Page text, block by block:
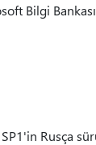
Bilgi
Rusça